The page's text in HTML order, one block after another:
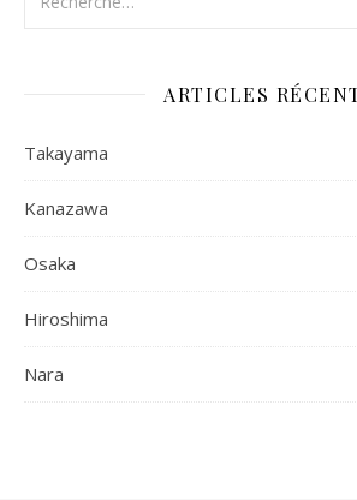
ARTICLES
Takayama
Kanazawa
Osaka
Hiroshima
Nara